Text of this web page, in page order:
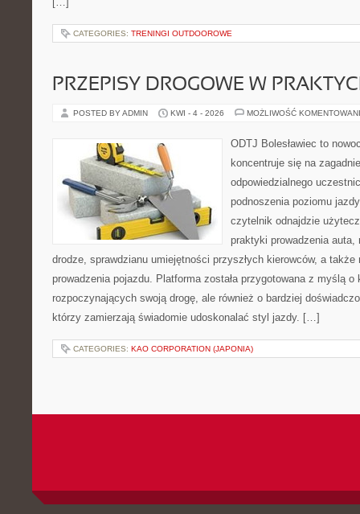
CATEGORIES: TRENINGI OUTDOOROWE
PRZEPISY DROGOWE W
POSTED BY ADMIN KWI - 4 - 2026 MOŻLIWOŚĆ
ODTJ Bolesławiec to
koncentruje się na
odpowiedzialnego
podnoszenia poziomu
czytelnik odnajdzie
praktyki prowadzenia auta,
drodze, sprawdzianu umiejętności przyszłych kierowców, a także
prowadzenia pojazdu. Platforma została przygotowana z myślą o
rozpoczynających swoją drogę, ale również o bardziej
którzy zamierzają świadomie udoskonalać styl jazdy. […]
CATEGORIES: KAO CORPORATION (JAPONIA)